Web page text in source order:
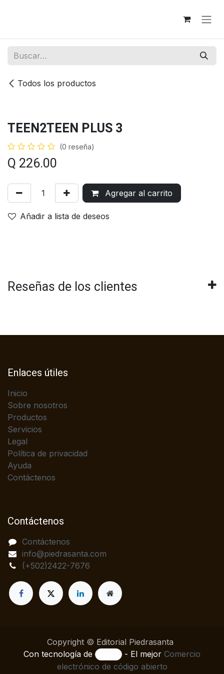
Todos los productos
TEEN2TEEN PLUS 3
(0 reseña)
Q 226.00
Agregar al carrito
Añadir a lista de deseos
Reseñas de los clientes
Enlaces útiles
Inicio
Sobre nosotros
Productos
Servicios
Legal
Política de privacidad
Ayuda
Contáctenos
Contáctenos
Contáctenos
info@piedrasanta.com
(+502)2422-7676
Copyright © Editorial Piedrasanta
Con tecnología de
- El mejorComercio
electrónico de código abierto